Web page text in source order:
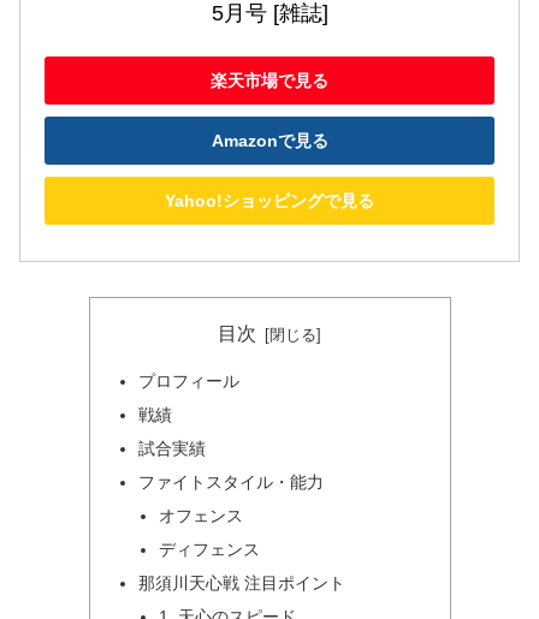
5月号 [雑誌]
楽天市場で見る
Amazonで見る
Yahoo!ショッピングで見る
目次
プロフィール
戦績
試合実績
ファイトスタイル・能力
オフェンス
ディフェンス
那須川天心戦 注目ポイント